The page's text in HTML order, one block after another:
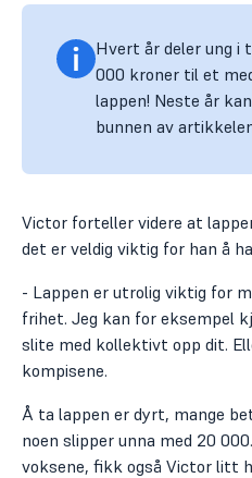
Hvert år deler ung
000 kroner til et
lappen! Neste år
bunnen av
Victor forteller videre at
det er veldig viktig for han å
- Lappen er utrolig viktig for
frihet. Jeg kan for eksempel
slite med kollektivt opp dit.
kompisene.
Å ta lappen er dyrt, mange
noen slipper unna med 20
voksene, fikk også Victor litt